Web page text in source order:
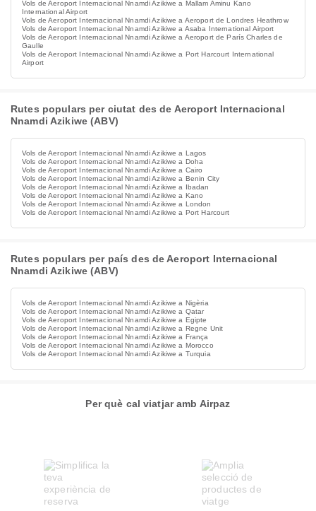
Vols de Aeroport Internacional Nnamdi Azikiwe a Mallam Aminu Kano
International Airport
Vols de Aeroport Internacional Nnamdi Azikiwe a Aeroport de Londres Heathrow
Vols de Aeroport Internacional Nnamdi Azikiwe a Asaba International Airport
Vols de Aeroport Internacional Nnamdi Azikiwe a Aeroport de París Charles de
Gaulle
Vols de Aeroport Internacional Nnamdi Azikiwe a Port Harcourt International
Airport
Rutes populars per ciutat des de Aeroport Internacional
Nnamdi Azikiwe (ABV)
Vols de Aeroport Internacional Nnamdi Azikiwe a Lagos
Vols de Aeroport Internacional Nnamdi Azikiwe a Doha
Vols de Aeroport Internacional Nnamdi Azikiwe a Cairo
Vols de Aeroport Internacional Nnamdi Azikiwe a Benin City
Vols de Aeroport Internacional Nnamdi Azikiwe a Ibadan
Vols de Aeroport Internacional Nnamdi Azikiwe a Kano
Vols de Aeroport Internacional Nnamdi Azikiwe a London
Vols de Aeroport Internacional Nnamdi Azikiwe a Port Harcourt
Rutes populars per país des de Aeroport Internacional
Nnamdi Azikiwe (ABV)
Vols de Aeroport Internacional Nnamdi Azikiwe a Nigèria
Vols de Aeroport Internacional Nnamdi Azikiwe a Qatar
Vols de Aeroport Internacional Nnamdi Azikiwe a Egipte
Vols de Aeroport Internacional Nnamdi Azikiwe a Regne Unit
Vols de Aeroport Internacional Nnamdi Azikiwe a França
Vols de Aeroport Internacional Nnamdi Azikiwe a Morocco
Vols de Aeroport Internacional Nnamdi Azikiwe a Turquia
Per què cal viatjar amb Airpaz